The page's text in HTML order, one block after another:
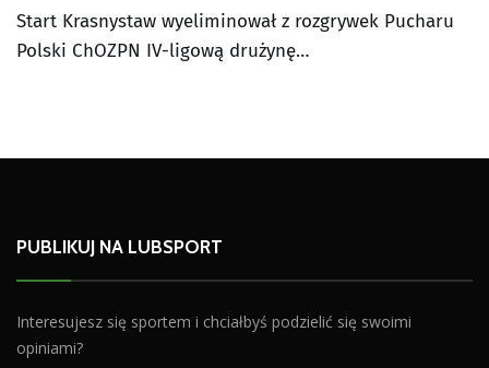
Start Krasnystaw wyeliminował z rozgrywek Pucharu
Polski ChOZPN IV-ligową drużynę…
PUBLIKUJ NA LUBSPORT
Interesujesz się sportem i chciałbyś podzielić się swoimi
opiniami?